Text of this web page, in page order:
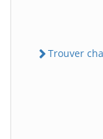
Trouver